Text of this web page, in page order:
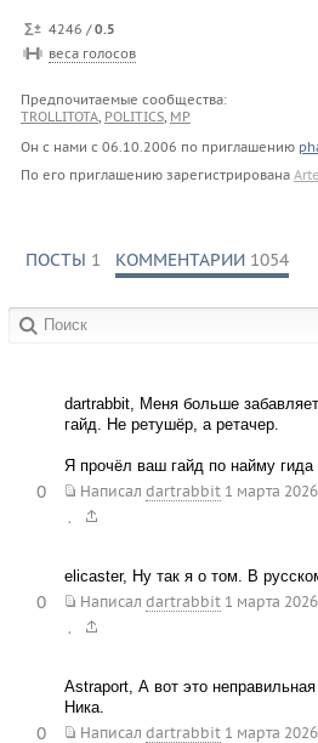
4246 /0.5
веса голосов
Предпочитаемые сообщества:
TROLLITOTA, POLITICS, MP
Он с нами с 06.10.2006 по приглашению
По его приглашению зарегистрирована
ПОСТЫ 1 КОММЕНТАРИИ 1054
dartrabbit, Меня больше
гайд. Не ретушёр, а ретачер.
Я прочёл ваш гайд по найму гида
Написал dartrabbit 1 марта
.
0
elicaster, Ну так я о том. В
Написал dartrabbit 1 марта
.
0
Astraport, А вот это
Ника.
Написал dartrabbit 1 марта
0